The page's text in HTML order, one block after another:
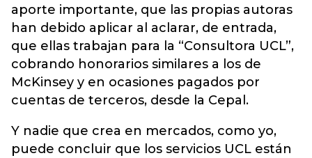
aporte importante, que las propias autoras
han debido aplicar al aclarar, de entrada,
que ellas trabajan para la “Consultora UCL”,
cobrando honorarios similares a los de
McKinsey y en ocasiones pagados por
cuentas de terceros, desde la Cepal.
Y nadie que crea en mercados, como yo,
puede concluir que los servicios UCL están